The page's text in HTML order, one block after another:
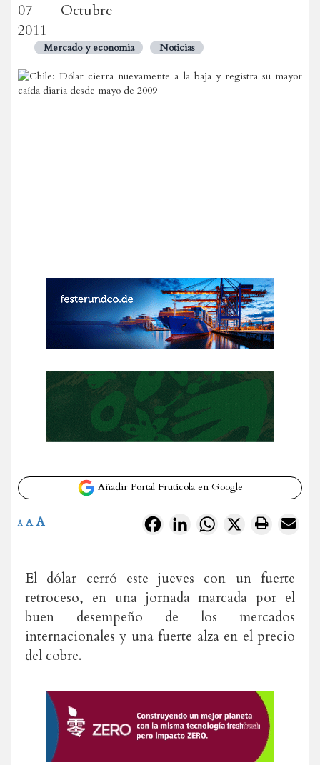
07 Octubre
2011
Mercado y economia Noticias
Añadir Portal Frutícola en Google
FacebookLinkedInWhatsApp
X
A A A
El dólar cerró este jueves con un fuerte
retroceso, en una jornada marcada por el
buen desempeño de los mercados
internacionales y una fuerte alza en el precio
del cobre.